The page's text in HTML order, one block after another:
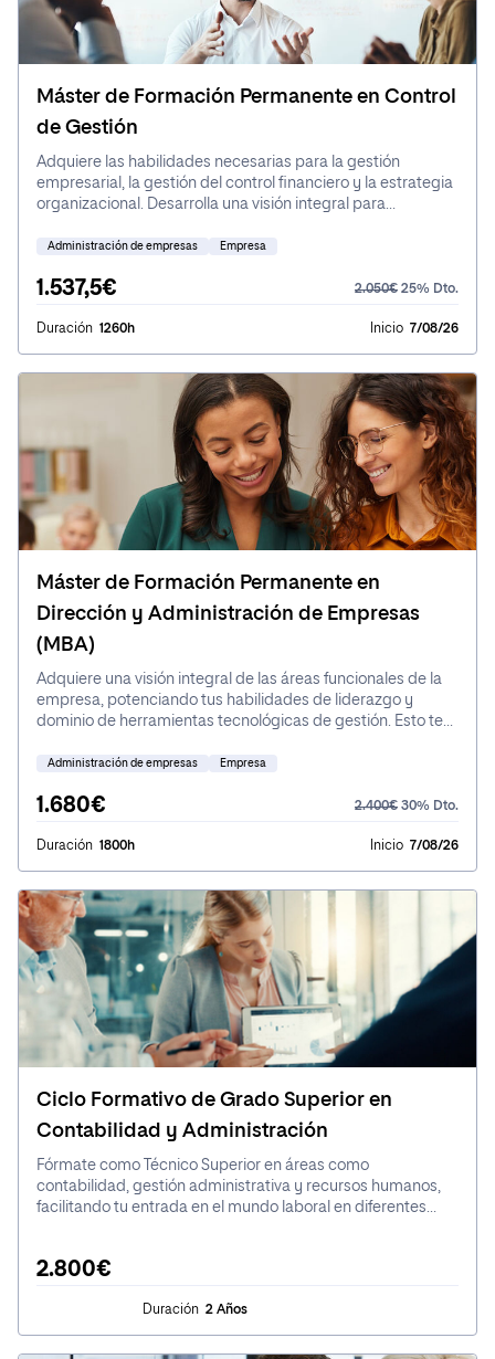
Máster de Formación Permanente en Control
de Gestión
Adquiere las habilidades necesarias para la gestión
empresarial, la gestión del control financiero y la estrategia
organizacional. Desarrolla una visión integral para
herramientas como el Cuadro de Mando Integral y los KPI.
Administración de empresas Empresa
1.537,5€ 2.050€ 25% Dto.
Duración 1260h Inicio 7/08/26
Máster de Formación Permanente en
Dirección y Administración de Empresas
(MBA)
Adquiere una visión integral de las áreas funcionales de la
empresa, potenciando tus habilidades de liderazgo y
dominio de herramientas tecnológicas de gestión. Esto te
responsabilidad con confianza y eficacia.
Administración de empresas Empresa
1.680€ 2.400€ 30% Dto.
Duración 1800h Inicio 7/08/26
Ciclo Formativo de Grado Superior en
Contabilidad y Administración
Fórmate como Técnico Superior en áreas como
contabilidad, gestión administrativa y recursos humanos,
facilitando tu entrada en el mundo laboral en diferentes
2.800€
Duración 2 Años